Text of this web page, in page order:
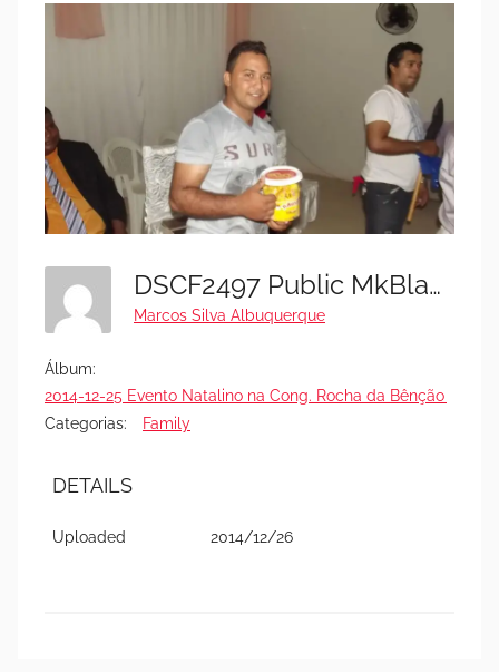
DSCF2497 Public MkBlack - Festa 25-12-2014
Marcos Silva Albuquerque
Álbum:
2014-12-25 Evento Natalino na Cong. Rocha da Bênção
Categorias:
Family
DETAILS
Uploaded 2014/12/26